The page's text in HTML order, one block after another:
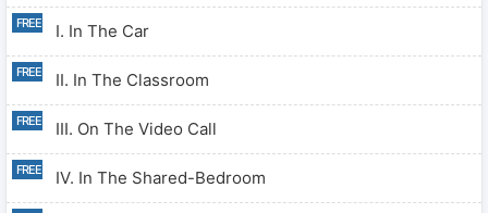
I. In The Car
II. In The Classroom
III. On The Video Call
IV. In The Shared-Bedroom